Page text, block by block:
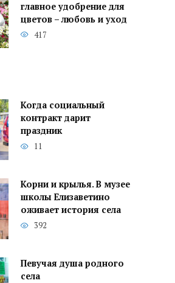
главное удобрение для
цветов – любовь и уход
417
Когда социальный
контракт дарит
праздник
11
Корни и крылья. В музее
школы Елизаветино
оживает история села
392
Певучая душа родного
села